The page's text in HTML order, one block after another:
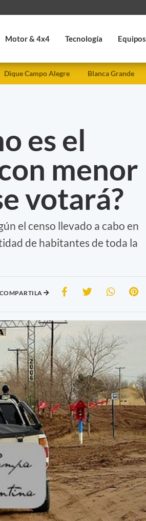
Motor & 4x4 Tecnología Equipos
Dique Campo Alegre Blanca Grande
es el
menor
votará?
el censo llevado a cabo en
de habitantes de toda la
COMPARTILA